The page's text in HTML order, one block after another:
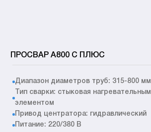
ПРОСВАР А800 С ПЛЮС
Диапазон диаметров труб: 315-800 мм
Тип сварки: стыковая нагревательным
элементом
Привод центратора: гидравлический
Питание: 220/380 В